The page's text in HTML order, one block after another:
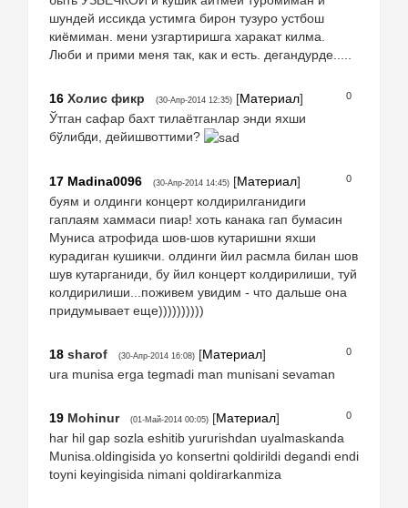
шундей иссикда устимга бирон тузуро устбош
киёмиман. мени узгартиришга харакат килма.
Люби и прими меня так, как и есть. дегандурде.....
0
16 Холис фикр (30-Апр-2014 12:35) [Материал]
Ўтган сафар бахт тилаётганлар энди яхши
бўлибди, дейишвоттими?
0
17 Madina0096 (30-Апр-2014 14:45) [Материал]
буям и олдинги концерт колдирилганидиги
гаплаям хаммаси пиар! хоть канака гап бумасин
Муниса атрофида шов-шов кутаришни яхши
курадиган кушикчи. олдинги йил расмла билан шов
шув кутарганиди, бу йил концерт колдирилиши, туй
колдирилиши...поживем увидим - что дальше она
придумывает еще))))))))))
0
18 sharof (30-Апр-2014 16:08) [Материал]
ura munisa erga tegmadi man munisani sevaman
0
19 Mohinur (01-Май-2014 00:05) [Материал]
har hil gap sozla eshitib yururishdan uyalmaskanda
Munisa.oldingisida yo konsertni qoldirildi degandi endi
toyni keyingisida nimani qoldirarkanmiza